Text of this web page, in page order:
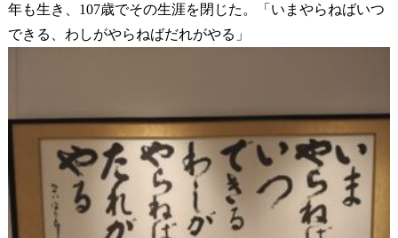
年も生き、107歳でその生涯を閉じた。「いまやらねばいつ
できる、わしがやらねばだれがやる」